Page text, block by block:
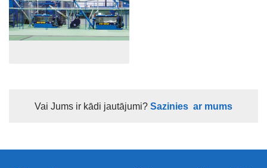
Vai Jums ir kādi jautājumi? Sazinies ar mums